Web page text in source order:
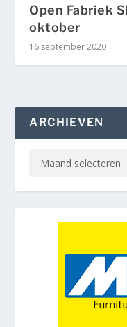
Open Fabriek
oktober
16 september 2020
ARCHIEVEN